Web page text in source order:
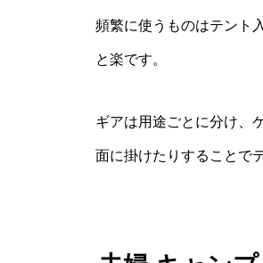
頻繁に使うものはテント
と楽です。
ギアは用途ごとに分け、
面に掛けたりすることで